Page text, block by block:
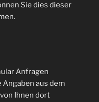
Sie dies dieser
Anfragen
aus dem
Ihnen dort